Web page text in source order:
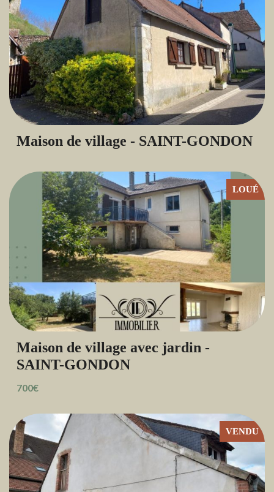
Maison de village - SAINT-GONDON
LOUÉ
Maison de village avec jardin -
SAINT-GONDON
700€
VENDU